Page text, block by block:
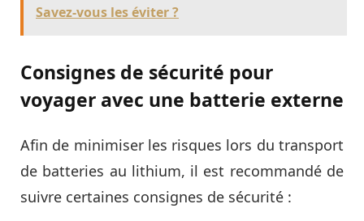
Savez-vous les éviter ?
Consignes de sécurité pour
voyager avec une batterie externe
Afin de minimiser les risques lors du transport
de batteries au lithium, il est recommandé de
suivre certaines consignes de sécurité :